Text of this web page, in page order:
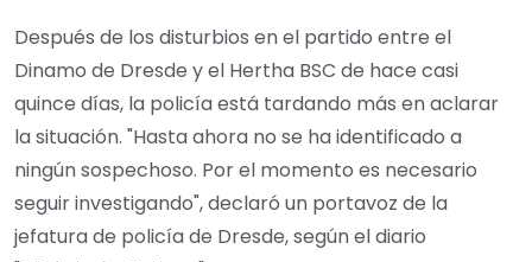
Después de los disturbios en el partido entre el
Dinamo de Dresde y el Hertha BSC de hace casi
quince días, la policía está tardando más en aclarar
la situación. "Hasta ahora no se ha identificado a
ningún sospechoso. Por el momento es necesario
seguir investigando", declaró un portavoz de la
jefatura de policía de Dresde, según el diario